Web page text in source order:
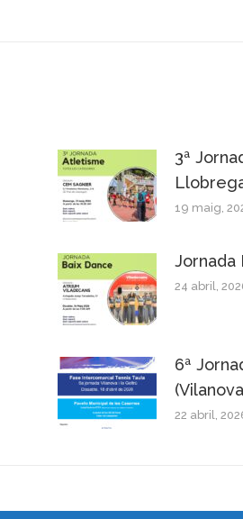
3ª
19 maig,
Jornada
24 abril,
6ª
22 abril,